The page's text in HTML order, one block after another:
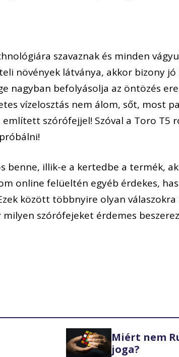
szavaznak és minden
növények látványa, akkor bizony jó
nagyban befolyásolja az öntözés
vízelosztás nem álom, sőt, most
szórófejjel! Szóval a Toro T5
benne, illik-e a kertedbe a termék,
online felüeltén egyéb érdekes,
között többnyire olyan válaszokra
szórófejeket érdemes
Miért nem
joga?